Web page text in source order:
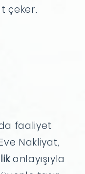
çeker.
faaliyet
Nakliyat,
anlayışıyla